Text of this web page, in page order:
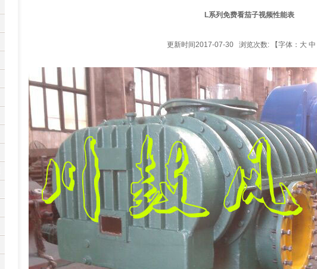
L系列免费看茄子视频性能表
更新时间2017-07-30 浏览次数:【字体： 大 中